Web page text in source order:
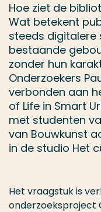
Hoe ziet de
Wat betekent
steeds digitalere
bestaande
zonder hun
Onderzoekers
verbonden aan
of Life in Smart
met studenten
van Bouwkunst
in de studio Het
Het vraagstuk is
onderzoeksproject